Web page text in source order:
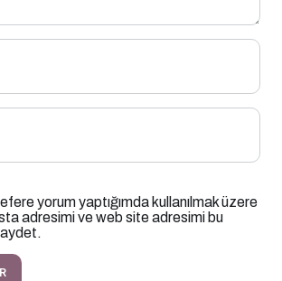
yorum yaptığımda kullanılmak üzere
adresimi ve web site adresimi bu